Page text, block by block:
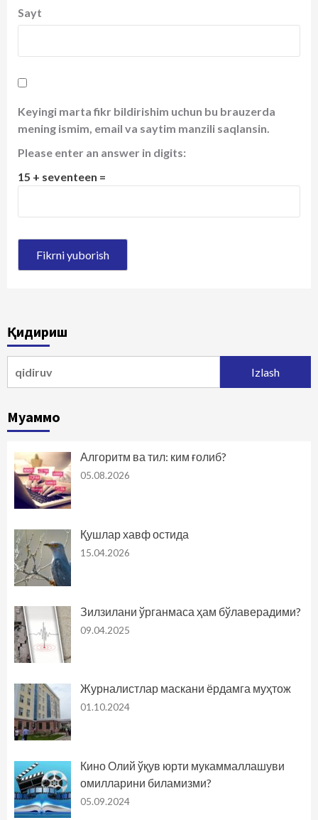
Sayt
Keyingi marta fikr bildirishim uchun bu brauzerda
mening ismim, email va saytim manzili saqlansin.
Please enter an answer in digits:
15 + seventeen =
Қидириш
Муаммо
Алгоритм ва тил: ким ғолиб?
05.08.2026
Қушлар хавф остида
15.04.2026
Зилзилани ўрганмаса ҳам бўлаверадими?
09.04.2025
Журналистлар маскани ёрдамга муҳтож
01.10.2024
Кино Олий ўқув юрти мукаммаллашуви
омилларини биламизми?
05.09.2024